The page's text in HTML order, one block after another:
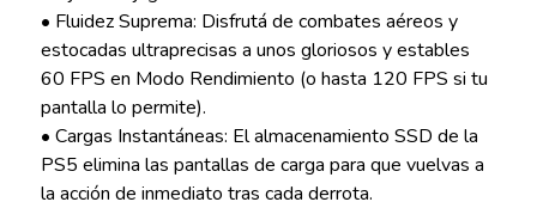
• Fluidez Suprema: Disfrutá de combates aéreos y
estocadas ultraprecisas a unos gloriosos y estables
60 FPS en Modo Rendimiento (o hasta 120 FPS si tu
pantalla lo permite).
• Cargas Instantáneas: El almacenamiento SSD de la
PS5 elimina las pantallas de carga para que vuelvas a
la acción de inmediato tras cada derrota.